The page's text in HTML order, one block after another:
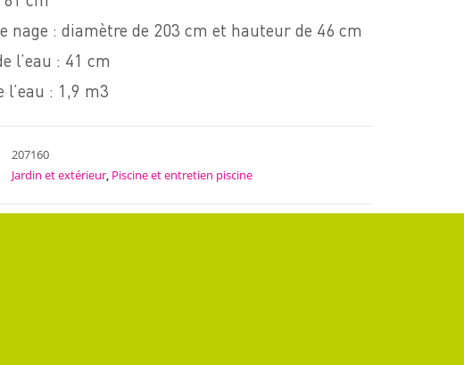
nage : diamètre de 203 cm et hauteur de 46 cm
l’eau : 41 cm
l’eau : 1,9 m3
207160
Jardin et extérieur Piscine et entretien piscine